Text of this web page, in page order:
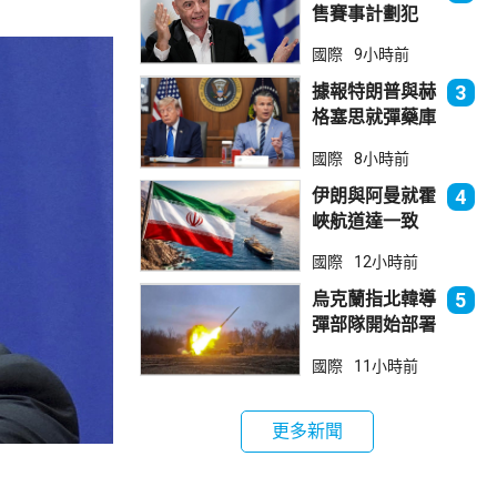
售賽事計劃犯
持恩芬天奴
國際 9小時前
據報特朗普與赫
格塞思就彈藥庫
3
國際 8小時前
伊朗與阿曼就霍
峽航道達一致
海
4
國際 12小時前
烏克蘭指北韓導
彈部隊開始部署
區
5
國際 11小時前
更多新聞